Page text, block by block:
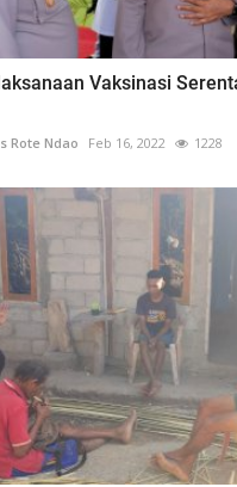
Vaksinasi
Rote Ndao Feb 16, 2022 1228